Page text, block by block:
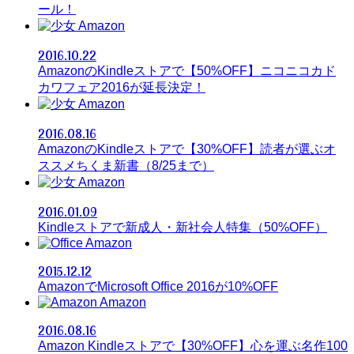
ール！
Amazon
2016.10.22
AmazonのKindleストアで【50%OFF】ニコニコカド
カワフェア2016が延長決定！
Amazon
2016.08.16
AmazonのKindleストアで【30%OFF】読者が選ぶオ
ススメちくま新書（8/25まで）
Amazon
2016.01.09
Kindleストアで新成人・新社会人特集（50%OFF）
Amazon
2015.12.12
AmazonでMicrosoft Office 2016が10%OFF
Amazon
2016.08.16
Amazon Kindleストアで【30%OFF】心を運ぶ名作100